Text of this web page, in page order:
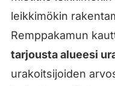
leikkimökin
Remppakamun
tarjousta alueesi
urakoitsijoiden